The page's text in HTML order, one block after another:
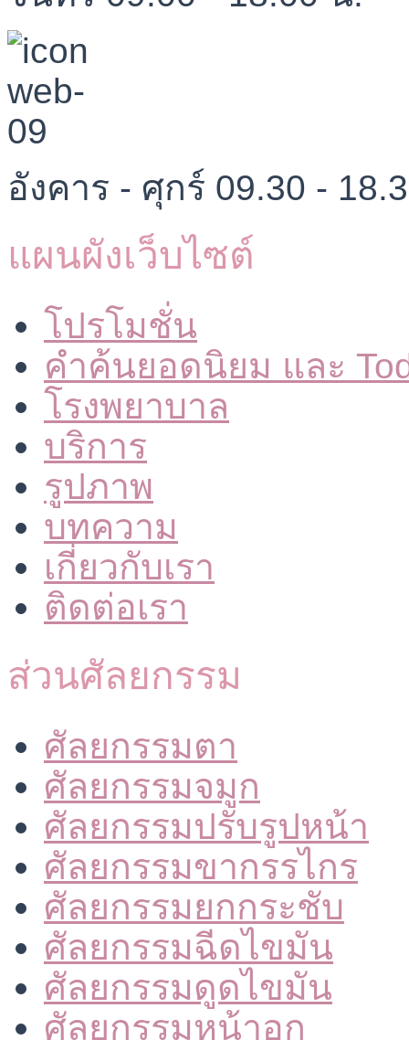
อังคาร - ศุกร์ 09.30 -
แผนผังเว็บไซต์
โปรโมชั่น
คำค้นยอดนิยม และ
โรงพยาบาล
บริการ
รูปภาพ
บทความ
เกี่ยวกับเรา
ติดต่อเรา
ส่วนศัลยกรรม
ศัลยกรรมตา
ศัลยกรรมจมูก
ศัลยกรรมปรับรูปหน้า
ศัลยกรรมขากรรไกร
ศัลยกรรมยกกระชับ
ศัลยกรรมฉีดไขมัน
ศัลยกรรมดูดไขมัน
ศัลยกรรมหน้าอก